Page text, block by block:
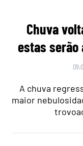
Chuva
estas serão
A chuva
maior